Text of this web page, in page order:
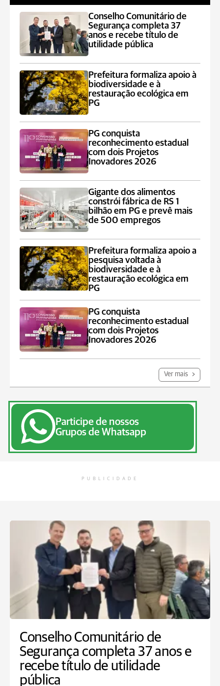
Conselho Comunitário de
Segurança completa 37
anos e recebe título de
utilidade pública
Prefeitura formaliza apoio à
biodiversidade e à
restauração ecológica em
PG
PG conquista
reconhecimento estadual
com dois Projetos
Inovadores 2026
Gigante dos alimentos
constrói fábrica de RS 1
bilhão em PG e prevê mais
de 500 empregos
Prefeitura formaliza apoio a
pesquisa voltada à
biodiversidade e à
restauração ecológica em
PG
PG conquista
reconhecimento estadual
com dois Projetos
Inovadores 2026
Ver mais
Participe de nossos
Grupos de Whatsapp
PUBLICIDADE
Conselho Comunitário de
Segurança completa 37 anos e
recebe título de utilidade
pública